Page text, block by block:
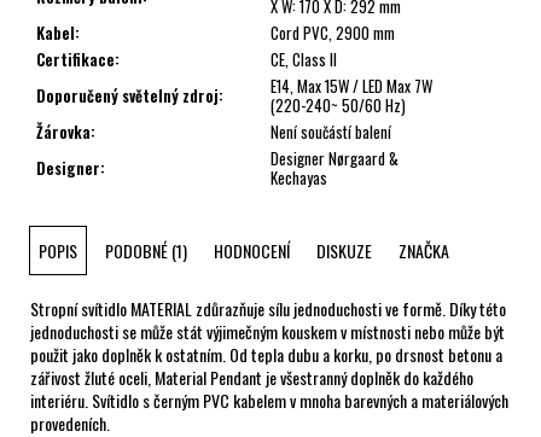
X W: 170 X D: 292 mm
Kabel:
Cord PVC, 2900 mm
Certifikace:
CE, Class II
Doporučený světelný zdroj:
E14, Max 15W / LED Max 7W
(220-240~ 50/60 Hz)
Žárovka:
Není součástí balení
Designer:
Designer Nørgaard &
Kechayas
POPIS PODOBNÉ (1) HODNOCENÍ DISKUZE ZNAČKA
Stropní svítidlo MATERIAL zdůrazňuje sílu jednoduchosti ve formě. Díky této
jednoduchosti se může stát výjimečným kouskem v místnosti nebo může být
použit jako doplněk k ostatním. Od tepla dubu a korku, po drsnost betonu a
zářivost žluté oceli, Material Pendant je všestranný doplněk do každého
interiéru. Svítidlo s černým PVC kabelem v mnoha barevných a materiálových
provedeních.